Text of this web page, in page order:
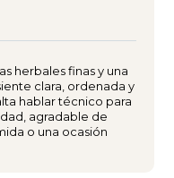
herbales finas y una
clara, ordenada y
hablar técnico para
agradable de
o una ocasión